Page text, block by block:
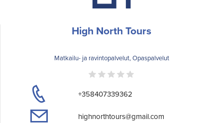
High North Tours
Matkailu- ja ravintopalvelut, Opaspalvelut
+358407339362
highnorthtours@gmail.com